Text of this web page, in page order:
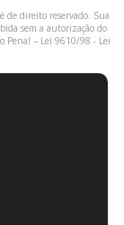
de direito reservado. Sua
sem a autorização do
Penal – Lei 9610/98 - Lei